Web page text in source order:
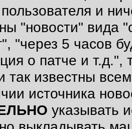
и
"новости" вида
"через 5 часов
о патче и т.д.",
так известны всем
источника
указывать